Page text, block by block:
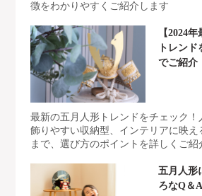
徴をわかりやすくご紹介します
【2024
トレン
でご紹介
最新の五月人形トレンドをチェック！
飾りやすい収納型、インテリアに映え
まで、選び方のポイントを詳しくご紹
五月人形
ろなQ＆A